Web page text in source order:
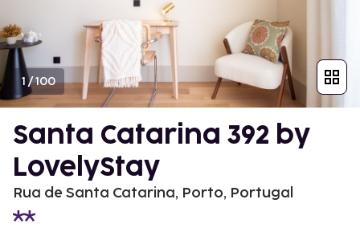
1 /100
Santa Catarina 392 by
LovelyStay
Rua de Santa Catarina, Porto, Portugal